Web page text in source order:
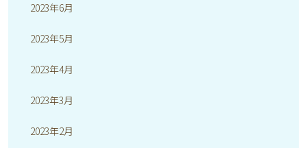
2023年6月
2023年5月
2023年4月
2023年3月
2023年2月